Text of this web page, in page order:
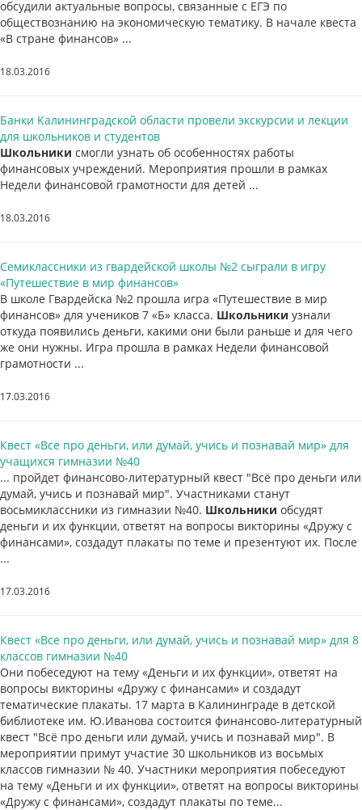
обсудили актуальные вопросы, связанные с ЕГЭ по
обществознанию на экономическую тематику. В начале квеста
«В стране финансов» ...
18.03.2016
Банки Калининградской области провели экскурсии и лекции
для школьников и студентов
Школьники смогли узнать об особенностях работы
финансовых учреждений. Мероприятия прошли в рамках
Недели финансовой грамотности для детей ...
18.03.2016
Семиклассники из гвардейской школы №2 сыграли в игру
«Путешествие в мир финансов»
В школе Гвардейска №2 прошла игра «Путешествие в мир
финансов» для учеников 7 «Б» класса. Школьники узнали
откуда появились деньги, какими они были раньше и для чего
же они нужны. Игра прошла в рамках Недели финансовой
грамотности ...
17.03.2016
Квест «Все про деньги, или думай, учись и познавай мир» для
учащихся гимназии №40
... пройдет финансово-литературный квест "Всё про деньги или
думай, учись и познавай мир". Участниками станут
восьмиклассники из гимназии №40. Школьники обсудят
деньги и их функции, ответят на вопросы викторины «Дружу с
финансами», создадут плакаты по теме и презентуют их. После
...
17.03.2016
Квест «Все про деньги, или думай, учись и познавай мир» для 8
классов гимназии №40
Они побеседуют на тему «Деньги и их функции», ответят на
вопросы викторины «Дружу с финансами» и создадут
тематические плакаты. 17 марта в Калининграде в детской
библиотеке им. Ю.Иванова состоится финансово-литературный
квест "Всё про деньги или думай, учись и познавай мир". В
мероприятии примут участие 30 школьников из восьмых
классов гимназии № 40. Участники мероприятия побеседуют
на тему «Деньги и их функции», ответят на вопросы викторины
«Дружу с финансами», создадут плакаты по теме...